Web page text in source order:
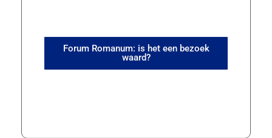
Forum Romanum: is het een bezoek
waard?